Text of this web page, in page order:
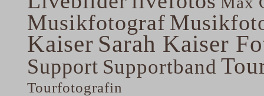
Musikfotograf
Kaiser Sarah Kaiser
Support Supportband
Tourfotografin